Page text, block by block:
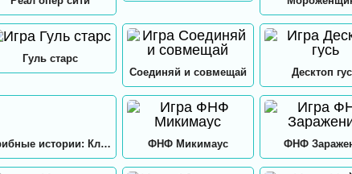
Гуль старс
Соединяй и совмещай
Десктоп
Грибные истории: Кликер
ФНФ Микимаус ФНФ